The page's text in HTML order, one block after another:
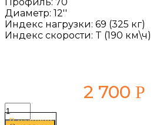
Диаметр: 12''
Индекс нагрузки: 69 (325 кг)
Индекс скорости: T (190 км\ч)
2 700 Р
В наличии
Количество
товара